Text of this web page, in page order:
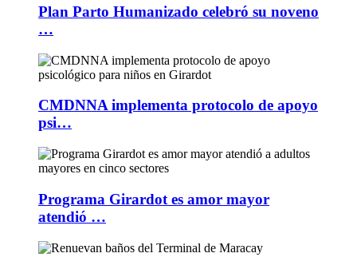
Plan Parto Humanizado celebró su noveno
…
CMDNNA implementa protocolo de apoyo
psi…
Programa Girardot es amor mayor
atendió …